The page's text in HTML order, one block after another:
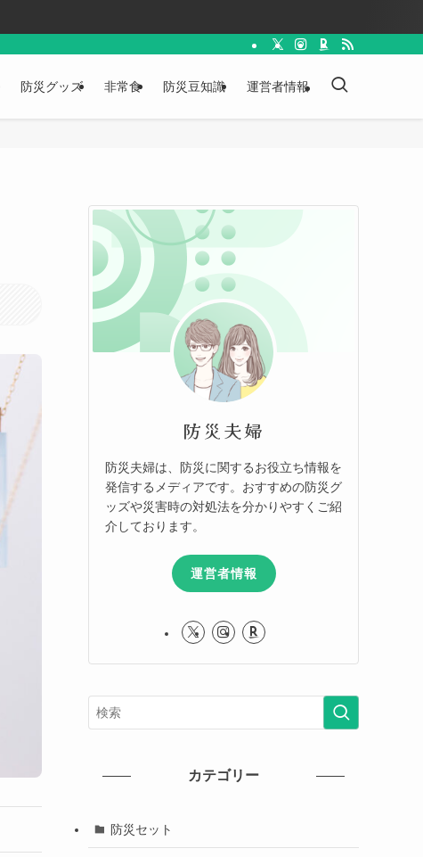
防災グッズ 非常食 防災豆知識 運営者情報
防災夫婦
防災夫婦は、防災に関するお役立ち情報を
発信するメディアです。おすすめの防災グ
ッズや災害時の対処法を分かりやすくご紹
介しております。
運営者情報
カテゴリー
防災セット